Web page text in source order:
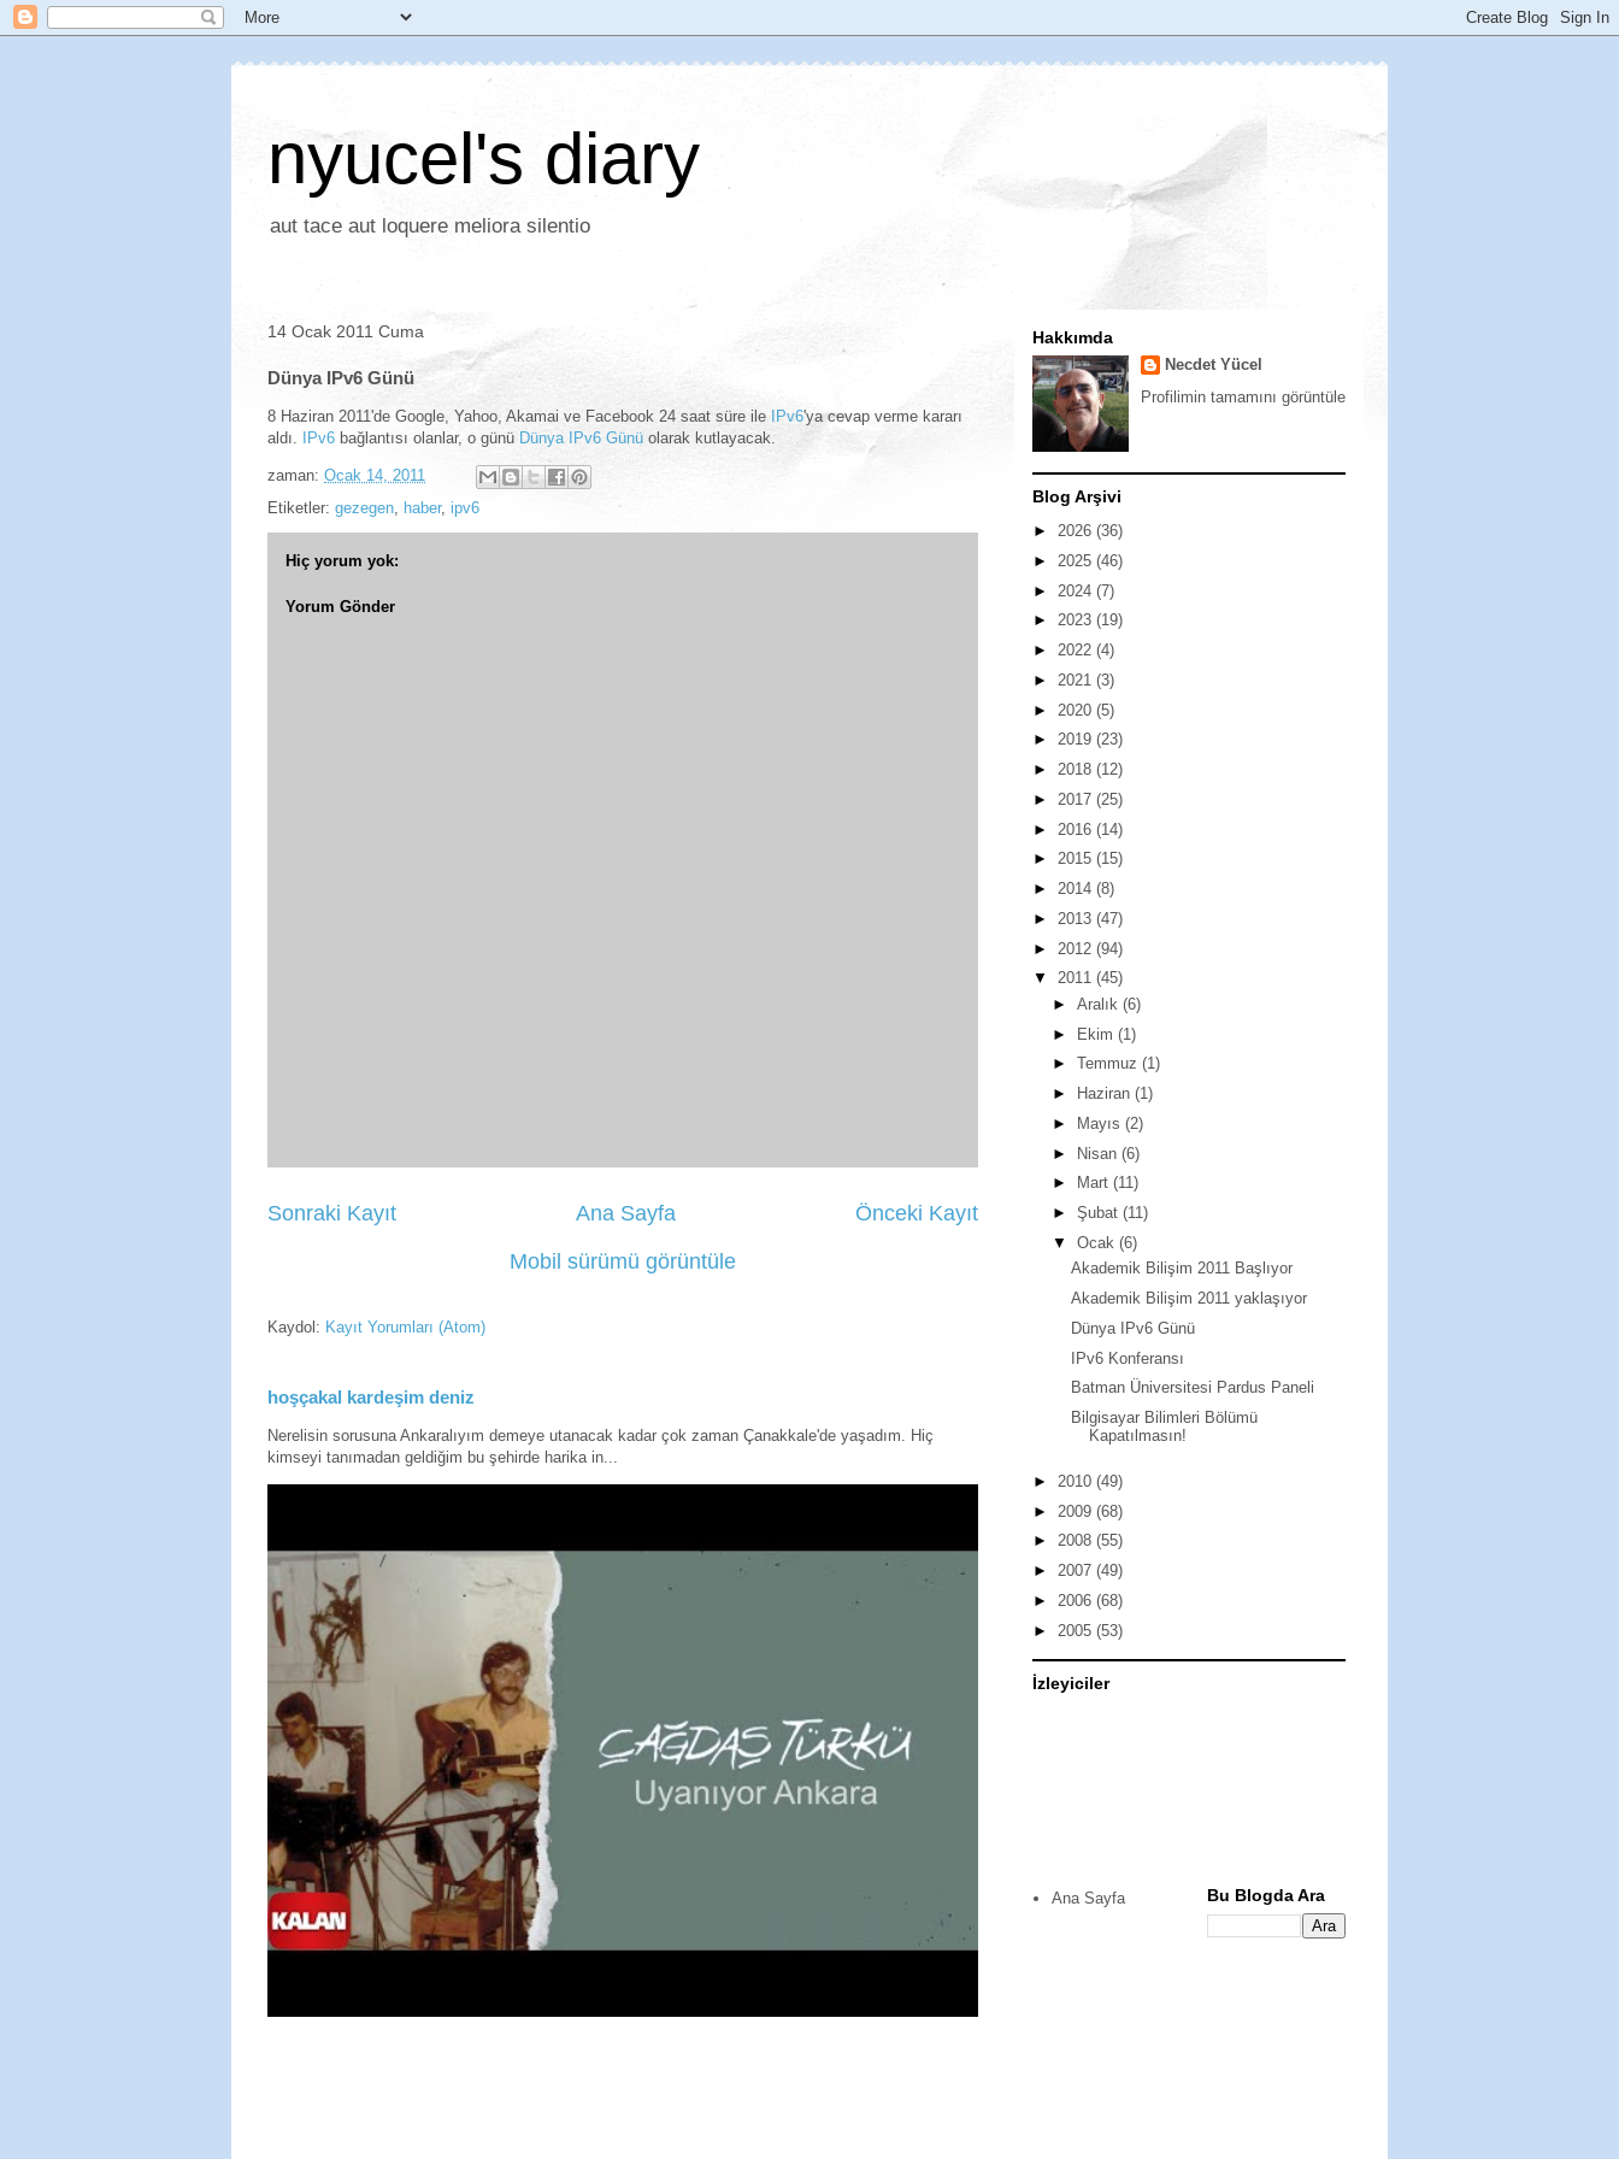
nyucel's diary
aut tace aut loquere meliora silentio
14 Ocak 2011 Cuma
Dünya IPv6 Günü
8 Haziran 2011'de Google, Yahoo, Akamai ve Facebook 24 saat süre ile IPv6'ya cevap verme kararı
aldı.
IPv6 bağlantısı olanlar, o günü Dünya IPv6 Günü olarak kutlayacak.
zaman: Ocak 14, 2011
Etiketler: gezegen, haber, ipv6
Hiç yorum yok:
Yorum Gönder
Sonraki Kayıt Önceki Kayıt
Ana Sayfa
Mobil sürümü görüntüle
Kaydol: Kayıt Yorumları (Atom)
hoşçakal kardeşim deniz
Nerelisin sorusuna Ankaralıyım demeye utanacak kadar çok zaman Çanakkale'de yaşadım. Hiç
kimseyi tanımadan geldiğim bu şehirde harika in...
Hakkımda
Necdet Yücel
Profilimin tamamını görüntüle
Blog Arşivi
► 2026 (36)
► 2025 (46)
► 2024 (7)
► 2023 (19)
► 2022 (4)
► 2021 (3)
► 2020 (5)
► 2019 (23)
► 2018 (12)
► 2017 (25)
► 2016 (14)
► 2015 (15)
► 2014 (8)
► 2013 (47)
► 2012 (94)
▼ 2011 (45)
► Aralık (6)
► Ekim (1)
► Temmuz (1)
►
Haziran (1)
►
Mayıs (2)
► Nisan (6)
►
Mart (11)
► Şubat (11)
▼ Ocak (6)
Akademik Bilişim 2011 Başlıyor
Akademik Bilişim 2011 yaklaşıyor
Dünya IPv6 Günü
IPv6 Konferansı
Batman Üniversitesi Pardus Paneli
Bilgisayar Bilimleri Bölümü
Kapatılmasın!
► 2010 (49)
► 2009 (68)
► 2008 (55)
► 2007 (49)
► 2006 (68)
► 2005 (53)
İzleyiciler
Ana Sayfa Bu Blogda Ara